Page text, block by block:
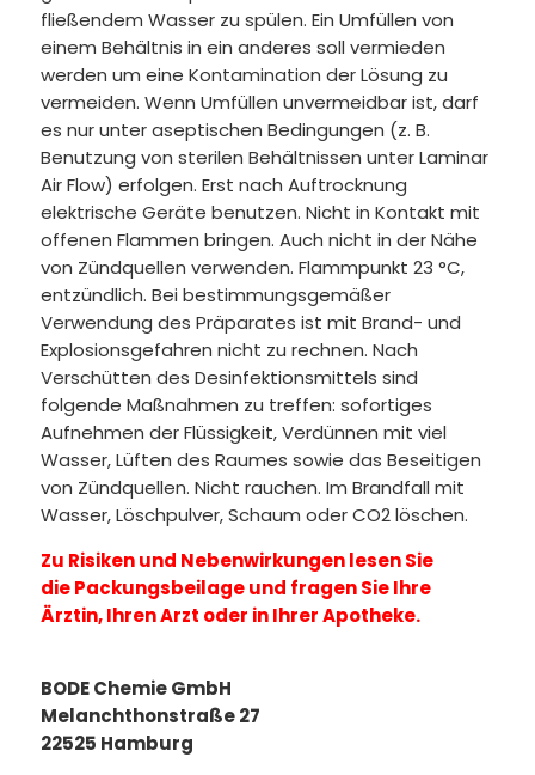
fließendem Wasser zu spülen. Ein Umfüllen von
einem Behältnis in ein anderes soll vermieden
werden um eine Kontamination der Lösung zu
vermeiden. Wenn Umfüllen unvermeidbar ist, darf
es nur unter aseptischen Bedingungen (z. B.
Benutzung von sterilen Behältnissen unter Laminar
Air Flow) erfolgen. Erst nach Auftrocknung
elektrische Geräte benutzen. Nicht in Kontakt mit
offenen Flammen bringen. Auch nicht in der Nähe
von Zündquellen verwenden. Flammpunkt 23 °C,
entzündlich. Bei bestimmungsgemäßer
Verwendung des Präparates ist mit Brand- und
Explosionsgefahren nicht zu rechnen. Nach
Verschütten des Desinfektionsmittels sind
folgende Maßnahmen zu treffen: sofortiges
Aufnehmen der Flüssigkeit, Verdünnen mit viel
Wasser, Lüften des Raumes sowie das Beseitigen
von Zündquellen. Nicht rauchen. Im Brandfall mit
Wasser, Löschpulver, Schaum oder CO2 löschen.
Zu Risiken und Nebenwirkungen lesen Sie
die Packungsbeilage und fragen Sie Ihre
Ärztin, Ihren Arzt oder in Ihrer Apotheke.
BODE Chemie GmbH
Melanchthonstraße 27
22525 Hamburg